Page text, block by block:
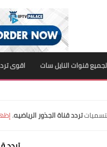
قنوات النايل سات اقوى
تردد قناة الجذور الرياضيه.